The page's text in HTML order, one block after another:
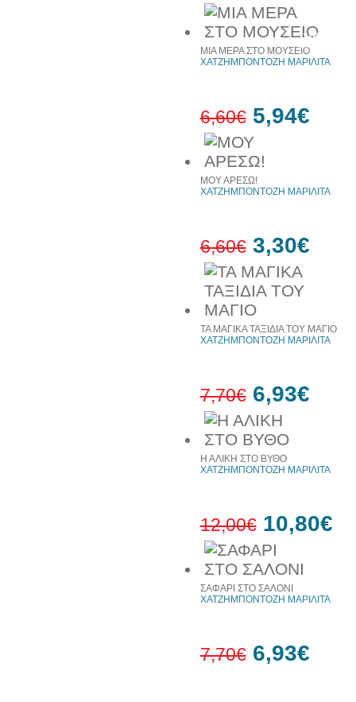
10%
έκπτωση
ΜΙΑ ΜΕΡΑ ΣΤΟ ΜΟΥΣΕΙΟ
ΧΑΤΖΗΜΠΟΝΤΟΖΗ ΜΑΡΙΛΙΤΑ
6,60€ 5,94€
ΜΟΥ ΑΡΕΣΩ!
ΧΑΤΖΗΜΠΟΝΤΟΖΗ ΜΑΡΙΛΙΤΑ
6,60€ 3,30€
ΤΑ ΜΑΓΙΚΑ ΤΑΞΙΔΙΑ ΤΟΥ ΜΑΓΙΟ
ΧΑΤΖΗΜΠΟΝΤΟΖΗ ΜΑΡΙΛΙΤΑ
7,70€ 6,93€
10%
Η ΑΛΙΚΗ ΣΤΟ ΒΥΘΟ
ΧΑΤΖΗΜΠΟΝΤΟΖΗ ΜΑΡΙΛΙΤΑ
12,00€ 10,80€
ΣΑΦΑΡΙ ΣΤΟ ΣΑΛΟΝΙ
ΧΑΤΖΗΜΠΟΝΤΟΖΗ ΜΑΡΙΛΙΤΑ
7,70€ 6,93€